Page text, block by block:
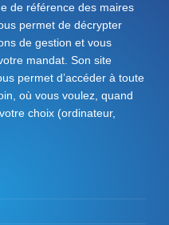
de référence des maires
permet de décrypter
de gestion et vous
mandat. Son site
permet d’accéder à toute
où vous voulez, quand
choix (ordinateur,